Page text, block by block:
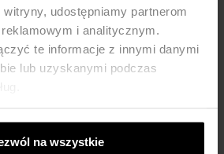
udostępniamy partnerom
i analitycznym.
te informacje z innymi danymi
lub uzyskanymi podczas
na wszystkie